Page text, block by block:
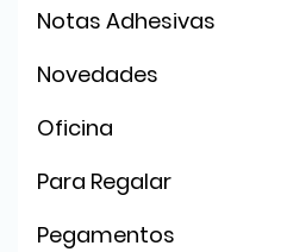
Notas Adhesivas
Novedades
Oficina
Para Regalar
Pegamentos